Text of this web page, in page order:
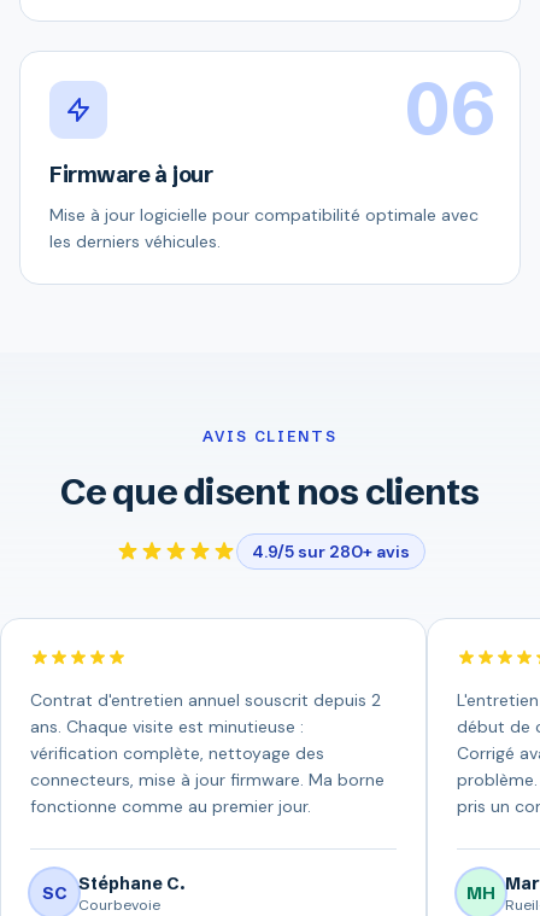
06
Firmware à jour
Mise à jour logicielle pour compatibilité optimale avec
les derniers véhicules.
AVIS CLIENTS
Ce que disent nos clients
4.9/5 sur 280+ avis
Contrat d'entretien annuel souscrit depuis 2
ans. Chaque visite est minutieuse :
vérification complète, nettoyage des
connecteurs, mise à jour firmware. Ma borne
fonctionne comme au premier jour.
SC Stéphane C.
Courbevoie
début de
Corrigé
pris un
MH